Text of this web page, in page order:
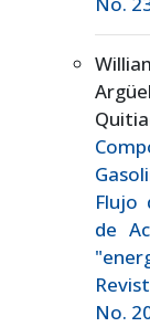
Flujo
de
No.